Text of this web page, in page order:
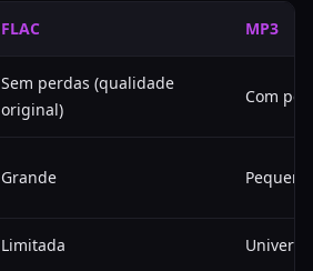
FLAC MP3
Sem perdas (qualidade
original)
Com
Grande Pequeno
Limitada